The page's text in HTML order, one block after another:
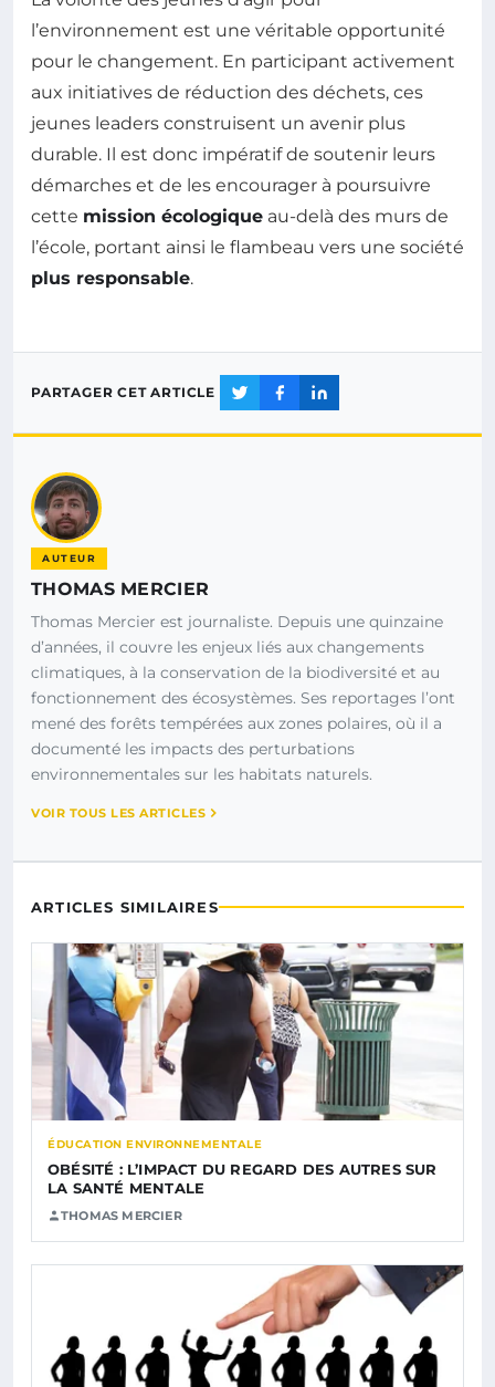
l’environnement est une véritable opportunité
pour le changement. En participant activement
aux initiatives de réduction des déchets, ces
jeunes leaders construisent un avenir plus
durable. Il est donc impératif de soutenir leurs
démarches et de les encourager à poursuivre
cette mission écologique au-delà des murs de
l’école, portant ainsi le flambeau vers une société
plus responsable.
PARTAGER CET ARTICLE
AUTEUR
THOMAS MERCIER
Thomas Mercier est journaliste. Depuis une quinzaine
d’années, il couvre les enjeux liés aux changements
climatiques, à la conservation de la biodiversité et au
fonctionnement des écosystèmes. Ses reportages l’ont
mené des forêts tempérées aux zones polaires, où il a
documenté les impacts des perturbations
environnementales sur les habitats naturels.
VOIR TOUS LES ARTICLES
ARTICLES SIMILAIRES
ÉDUCATION ENVIRONNEMENTALE
OBÉSITÉ : L’IMPACT DU REGARD DES AUTRES SUR
LA SANTÉ MENTALE
THOMAS MERCIER